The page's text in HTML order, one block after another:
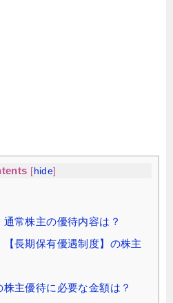
[ hide]
常株主の優待内容は？
長期保有優遇制度】の株主
主優待に必要な金額は？